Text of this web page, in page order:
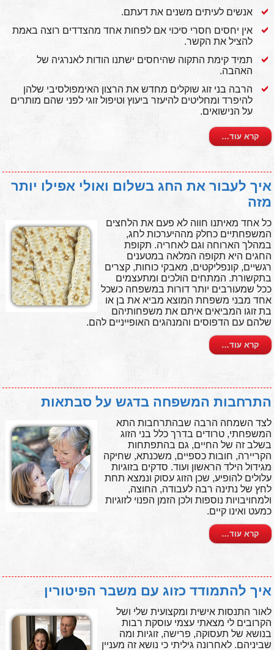
אנשים לעיתים משנים את דעתם.
אין יחסים חסרי סיכוי אם לפחות אחד מהצדדים רוצה באמת
להציל את הקשר.
תמיד קימת התקוה שהיחסים ישתנו הודות לאנרגיה של
האהבה.
הרבה בני זוג שוקלים מחדש את הרצון האימפולסיבי שלהן
להיפרד ומחליטים להיעזר ביעוץ וטיפול זוגי לפני שהם מותרים
על הנישואים.
קרא עוד…
איך לעבור את החג בשלום ואולי אפילו יותר
מזה
כל אחד מאיתנו חווה לא פעם את הלחצים
המשפחתיים כחלק מההיערכות לחג,
במהלך הארוחה וגם לאחריה. תקופת
החגים היא תקופה המלאה במטענים
רגשיים, קונפליקטים, מאבקי כוחות, קצרים
בתקשורת. המתחים הולכים ומתעצמים
ככל שמעורבים יותר דורות במשפחה כשכל
אחד מבני משפחת המוצא מביא את בן או
בת זוגו המביאים איתם את משפחותיהם
שלהם עם הדפוסים והמנהגים האופייניים להם.
קרא עוד…
התרחבות המשפחה בדגש על סבתאות
לצד השמחה הרבה שבהתרחבות התא
המשפחתי, טרודים בדרך כלל בני הזוג
בשלב זה של החיים, גם בהתפתחות
הקריירה, חובות כספיים, משכנתא, שחיקה
מגידול הילד הראשון ועוד. סדקים בזוגיות
עלולים להופיע, שכן הזוג עסוק ונמצא תחת
לחץ של נתינה רבה לעבודה, החוצה,
ולמחויבויות נוספות ולכן הזמן הפנוי לזוגיות
כמעט ואינו קיים.
קרא עוד…
איך להתמודד כזוג עם משבר הפיטורין
לאור התנסות אישית ומקצועית שלי ושל
הקרובים לי מצאתי עצמי עוסקת רבות
בנושא של תעסוקה, פרישה, זוגיות ומה
שביניהם. לאחרונה גיליתי כי נושא זה מעניין